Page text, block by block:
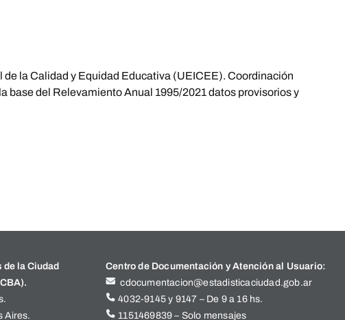
la Calidad y Equidad Educativa (UEICEE). Coordinación
base del Relevamiento Anual 1995/2021 datos provisorios y
la Ciudad
Aires.
Centro de Documentación y Atención al Usuario:
cdocumentacion@estadisticaciudad.gob.ar
4032-9145 y 9147 – De 9 a 16 hs.
1151469839 – Solo mensajes